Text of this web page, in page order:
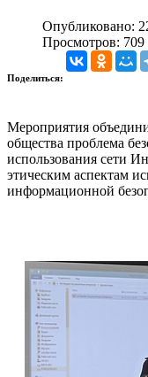
Опубликовано:
Просмотров: 709
Поделиться:
Мероприятия
общества проблема
использования сети
этическим аспектам
информационной